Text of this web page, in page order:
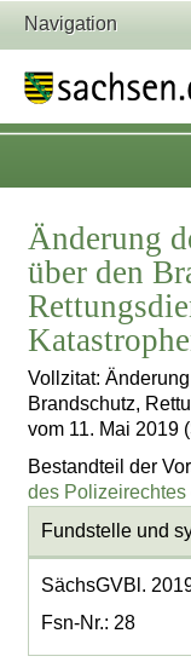
Navigation
Änderung
über den
Vollzitat:
Brandschutz,
vom 11. Mai 2019
Bestandteil der
des
Fundstelle und
SächsGVBl.
Fsn-Nr.: 28